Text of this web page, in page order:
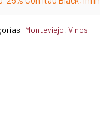
Monteviejo, Vinos